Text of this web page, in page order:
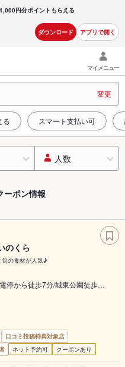
1,000円分ポイントもらえる
ダウンロード アプリで開く
マイメニュー
変更
る スマート支払い可
人数
ーポン情報
のくら
旬の食材が人気♪
停から徒歩7分/城東公園徒歩…
口コミ投稿特典対象店
ネット予約可 クーポンあり